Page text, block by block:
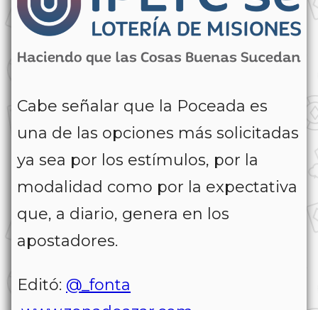
Cabe señalar que la Poceada es
una de las opciones más solicitadas
ya sea por los estímulos, por la
modalidad como por la expectativa
que, a diario, genera en los
apostadores.
Editó: @_fonta